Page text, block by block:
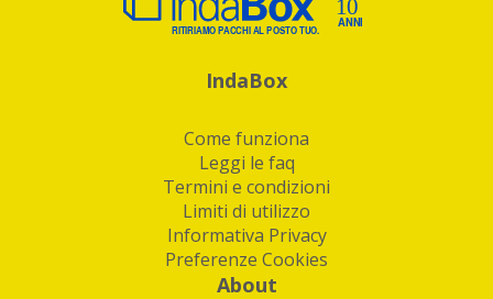
IndaBox
Come funziona
Leggi le faq
Termini e condizioni
Limiti di utilizzo
Informativa Privacy
Preferenze Cookies
About